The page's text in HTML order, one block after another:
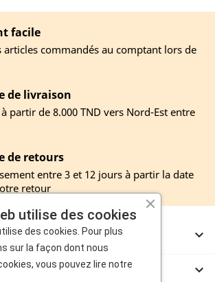
facile
articles commandés au comptant lors de
de livraison
partir de 8.000 TND vers Nord-Est entre
de retours
entre 3 et 12 jours à partir la date
retour


utilise des cookies
des cookies. Pour plus
sur la façon dont nous
vous pouvez lire notre